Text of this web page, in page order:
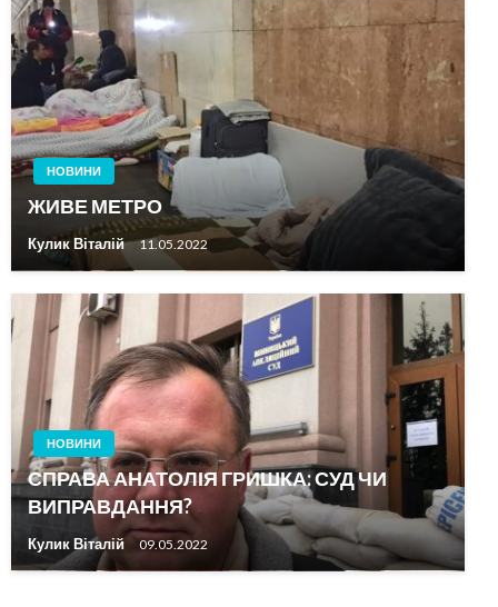
НОВИНИ
ЖИВЕ МЕТРО
Кулик Віталій 11.05.2022
НОВИНИ
СПРАВА АНАТОЛІЯ ГРИШКА: СУД ЧИ
ВИПРАВДАННЯ?
Кулик Віталій 09.05.2022